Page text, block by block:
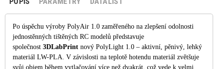
Po úspěchu výroby PolyAir 1.0 zaměřeného na zlepšení odolnosti
jednostěnných tištěných RC modelů představuje
společnost 3DLabPrint nový PolyLight 1.0 – aktivní, pěnivý, lehký
materiál LW-PLA. V závislosti na teplotě hotendu materiál zvětšuje
svůj objem během vytlačování více než dvakrát, což vede k velmi